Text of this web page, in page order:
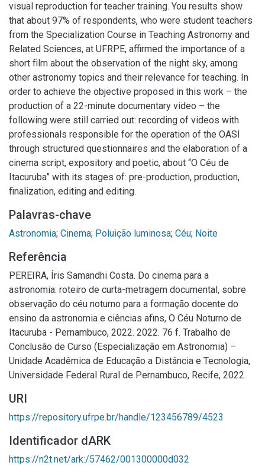
visual reproduction for teacher training. You results show
that about 97% of respondents, who were student teachers
from the Specialization Course in Teaching Astronomy and
Related Sciences, at UFRPE, affirmed the importance of a
short film about the observation of the night sky, among
other astronomy topics and their relevance for teaching. In
order to achieve the objective proposed in this work – the
production of a 22-minute documentary video – the
following were still carried out: recording of videos with
professionals responsible for the operation of the OASI
through structured questionnaires and the elaboration of a
cinema script, expository and poetic, about “O Céu de
Itacuruba” with its stages of: pre-production, production,
finalization, editing and editing.
Palavras-chave
Astronomia; Cinema; Poluição luminosa; Céu; Noite
Referência
PEREIRA, Íris Samandhi Costa. Do cinema para a
astronomia: roteiro de curta-metragem documental, sobre
observação do céu noturno para a formação docente do
ensino da astronomia e ciências afins, O Céu Noturno de
Itacuruba - Pernambuco, 2022. 2022. 76 f. Trabalho de
Conclusão de Curso (Especialização em Astronomia) –
Unidade Acadêmica de Educação a Distância e Tecnologia,
Universidade Federal Rural de Pernambuco, Recife, 2022.
URI
https://repository.ufrpe.br/handle/123456789/4523
Identificador dARK
https://n2t.net/ark:/57462/001300000d032